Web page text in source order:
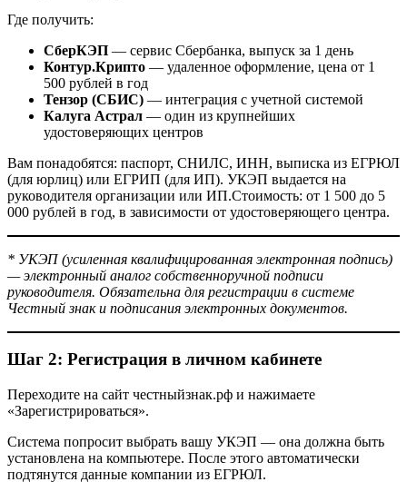
Где получить:
СберКЭП — сервис Сбербанка, выпуск за 1 день
Контур.Крипто — удаленное оформление, цена от 1
500 рублей в год
Тензор (СБИС) — интеграция с учетной системой
Калуга Астрал — один из крупнейших
удостоверяющих центров
Вам понадобятся: паспорт, СНИЛС, ИНН, выписка из ЕГРЮЛ
(для юрлиц) или ЕГРИП (для ИП). УКЭП выдается на
руководителя организации или ИП.Стоимость: от 1 500 до 5
000 рублей в год, в зависимости от удостоверяющего центра.
* УКЭП (усиленная квалифицированная электронная подпись)
— электронный аналог собственноручной подписи
руководителя. Обязательна для регистрации в системе
Честный знак и подписания электронных документов.
Шаг 2: Регистрация в личном кабинете
Переходите на сайт честныйзнак.рф и нажимаете
«Зарегистрироваться».
Система попросит выбрать вашу УКЭП — она должна быть
установлена на компьютере. После этого автоматически
подтянутся данные компании из ЕГРЮЛ.